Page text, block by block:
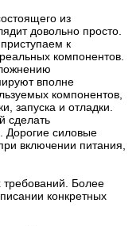
из
довольно просто.
к
компонентов.
вполне
компонентов,
запуска и отладки.
сделать
Дорогие силовые
включении питания,
требований. Более
конкретных